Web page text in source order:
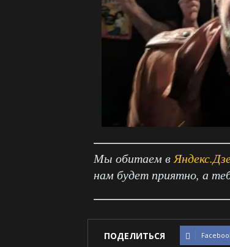
Мы обитаем в
нам будет приятно, а
ПОДЕЛИТЬСЯ